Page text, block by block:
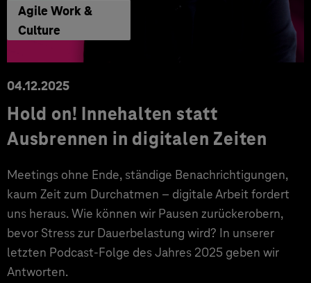
Agile Work &
Culture
04.12.2025
Hold on! Innehalten statt
Ausbrennen in digitalen Zeiten
Meetings ohne Ende, ständige Benachrichtigungen,
kaum Zeit zum Durchatmen – digitale Arbeit fordert
uns heraus. Wie können wir Pausen zurückerobern,
bevor Stress zur Dauerbelastung wird? In unserer
letzten Podcast-Folge des Jahres 2025 geben wir
Antworten.